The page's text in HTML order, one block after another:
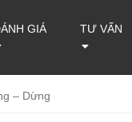
GIÁ TƯ VẤN
– Dừng